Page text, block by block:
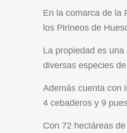
En la comarca de la
los Pirineos de
La propiedad es
diversas especies
Además cuenta con
4 cebaderos y 9
Con 72 hectáreas